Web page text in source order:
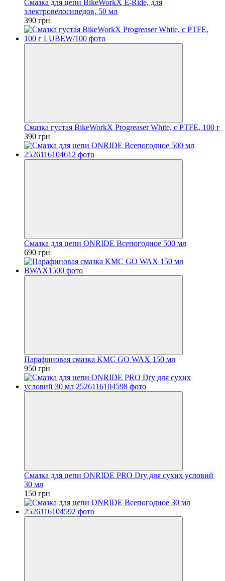
Смазка для цепи BikeWorkX E-Ride, для
электровелосипедов, 50 мл
390 грн
Смазка густая BikeWorkX Progreaser White, с PTFE, 100 г
390 грн
Смазка для цепи ONRIDE Всепогодное 500 мл
690 грн
Парафиновая смазка KMC GO WAX 150 мл
950 грн
Смазка для цепи ONRIDE PRO Dry для сухих условий
30 мл
150 грн